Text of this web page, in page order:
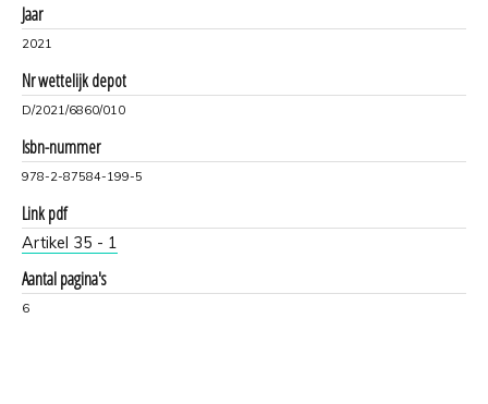
Jaar
2021
Nr wettelijk depot
D/2021/6860/010
Isbn-nummer
978-2-87584-199-5
Link pdf
Artikel 35 - 1
Aantal pagina's
6